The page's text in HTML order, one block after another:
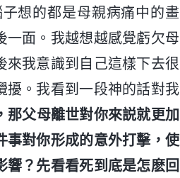
想的都是母親病痛中的畫
一面。我越想越感覺虧欠母
來我意識到自己這樣下去很
擾。我看到一段神的話對我
那父母離世對你來説就更加
事對你形成的意外打擊，使
？先看看死到底是怎麽回